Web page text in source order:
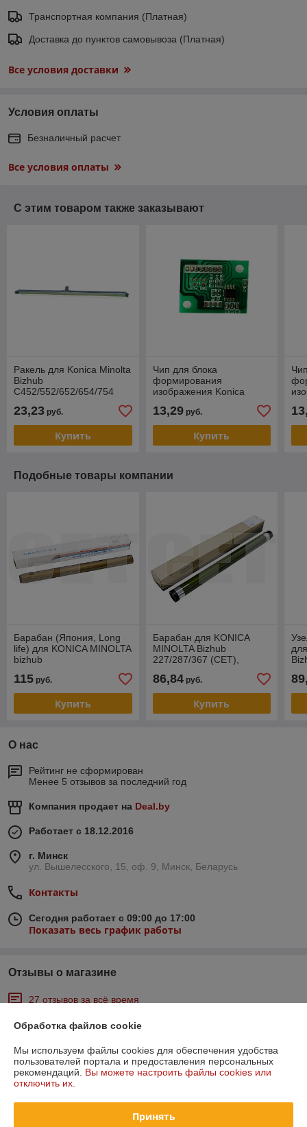
Транспортная компания (Платная)
Доставка до пунктов самовывоза (Платная)
Все условия доставки
Условия оплаты
Безналичный расчет
Все условия оплаты
С этим товаром также заказывают
Ракель для Konica Minolta
Bizhub
C452/552/652/654/754
23,23 руб.
Купить
Чип для блока
формирования
изображения Konica
Minolta C452 Cyan совм.
13,29руб.
Купить
Подобные товары компании
Барабан (Япония, Long
life) для KONICA MINOLTA
bizhub
(CET), (WW), 300000 стр.,
CET101
115 руб.
Купить
Барабан для KONICA
MINOLTA Bizhub
227/287/367 (CET),
86,84руб.
Купить
О нас
Рейтинг не сформирован
Менее 5 отзывов за последний год
Компания продает на Deal.by
Работает с 18.12.2016
г. Минск
ул. Вышелесского, 15, оф. 9, Минск, Беларусь
Контакты
Сегодня работает с 09:00 до 17:00
Показать весь график работы
Отзывы о магазине
27 отзывов за всё время
Андрей
Отлично
Все ок
Обработка файлов cookie
Мы используем файлы cookies для обеспечения удобства
пользователей портала и предоставления персональных
рекомендаций. Вы можете настроить файлы cookies или
отключить их.
Принять